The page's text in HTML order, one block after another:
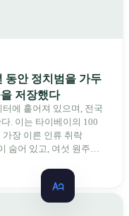
동안 정치범을 가두
저장했다
에 흩어져 있으며, 전국
. 이는 타이베이의 100
장 이른 인류 취락
숨어 있고, 여섯 원주민
우)이 살며, 원주민 인구
1987년까지 뤼다오의
. 1982년 5월부터 란위
도 97,672통이 여전히